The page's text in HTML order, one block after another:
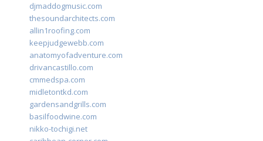
djmaddogmusic.com
thesoundarchitects.com
allin1roofing.com
keepjudgewebb.com
anatomyofadventure.com
drivancastillo.com
cmmedspa.com
midletontkd.com
gardensandgrills.com
basilfoodwine.com
nikko-tochigi.net